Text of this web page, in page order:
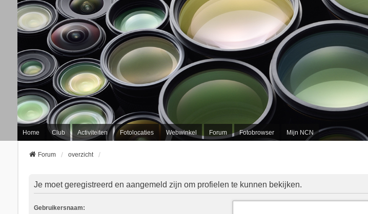
Home Club Activiteiten Fotolocaties Webwinkel Forum Fotobrowser Mijn NCN
Forum overzicht
Je moet geregistreerd en aangemeld zijn om profielen te kunnen bekijken.
Gebruikersnaam: